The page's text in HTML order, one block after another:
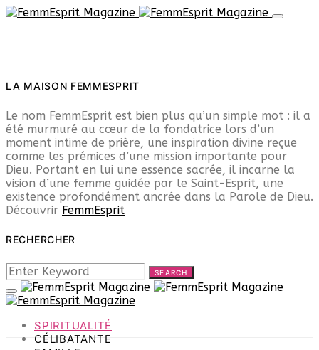
LA MAISON FEMMESPRIT
Le nom FemmEsprit est bien plus qu’un simple mot : il a
été murmuré au cœur de la fondatrice lors d’un
moment intime de prière, une inspiration divine reçue
comme les prémices d’une mission importante pour
Dieu. Portant en lui une essence sacrée, il incarne la
vision d’une femme guidée par le Saint-Esprit, une
existence profondément ancrée dans la Parole de Dieu.
Découvrir FemmEsprit
RECHERCHER
SEARCH
FOR:
SEARCH
SPIRITUALITÉ
CÉLIBATANTE